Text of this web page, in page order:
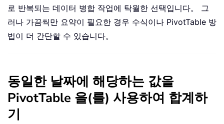
로 반복되는 데이터 병합 작업에 탁월한 선택입니다。 그
러나 가끔씩만 요약이 필요한 경우 수식이나 PivotTable 방
법이 더 간단할 수 있습니다。
동일한 날짜에 해당하는 값을
PivotTable 을(를) 사용하여 합계하
기